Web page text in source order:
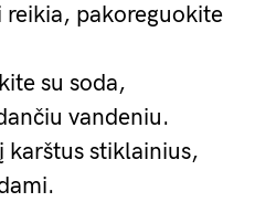
reikia, pakoreguokite
su soda,
vandeniu.
karštus stiklainius,